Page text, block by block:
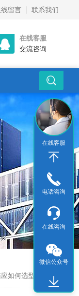
留言 联系我们
在线客服
交流咨询
如何选型
在线客服
电话咨询
在线咨询
微信公众号